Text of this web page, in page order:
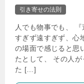
引き寄せの法則
人でも物事でも、
すぎず遠すぎず、心
の場面で感じると思
たとして、 その人
た […]